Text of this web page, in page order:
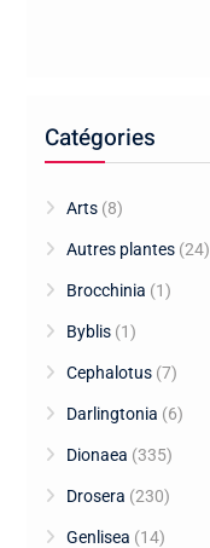
Catégories
Arts (8)
Autres plantes (24)
Brocchinia (1)
Byblis (1)
Cephalotus (7)
Darlingtonia (6)
Dionaea (335)
Drosera (230)
Genlisea (14)